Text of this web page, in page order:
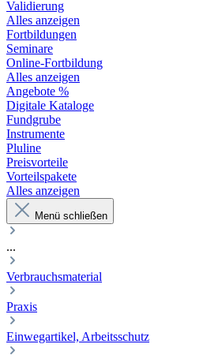
Validierung
Alles anzeigen
Fortbildungen
Seminare
Online-Fortbildung
Alles anzeigen
Angebote %
Digitale Kataloge
Fundgrube
Instrumente
Pluline
Preisvorteile
Vorteilspakete
Alles anzeigen
Menü schließen
...
Verbrauchsmaterial
Praxis
Einwegartikel, Arbeitsschutz